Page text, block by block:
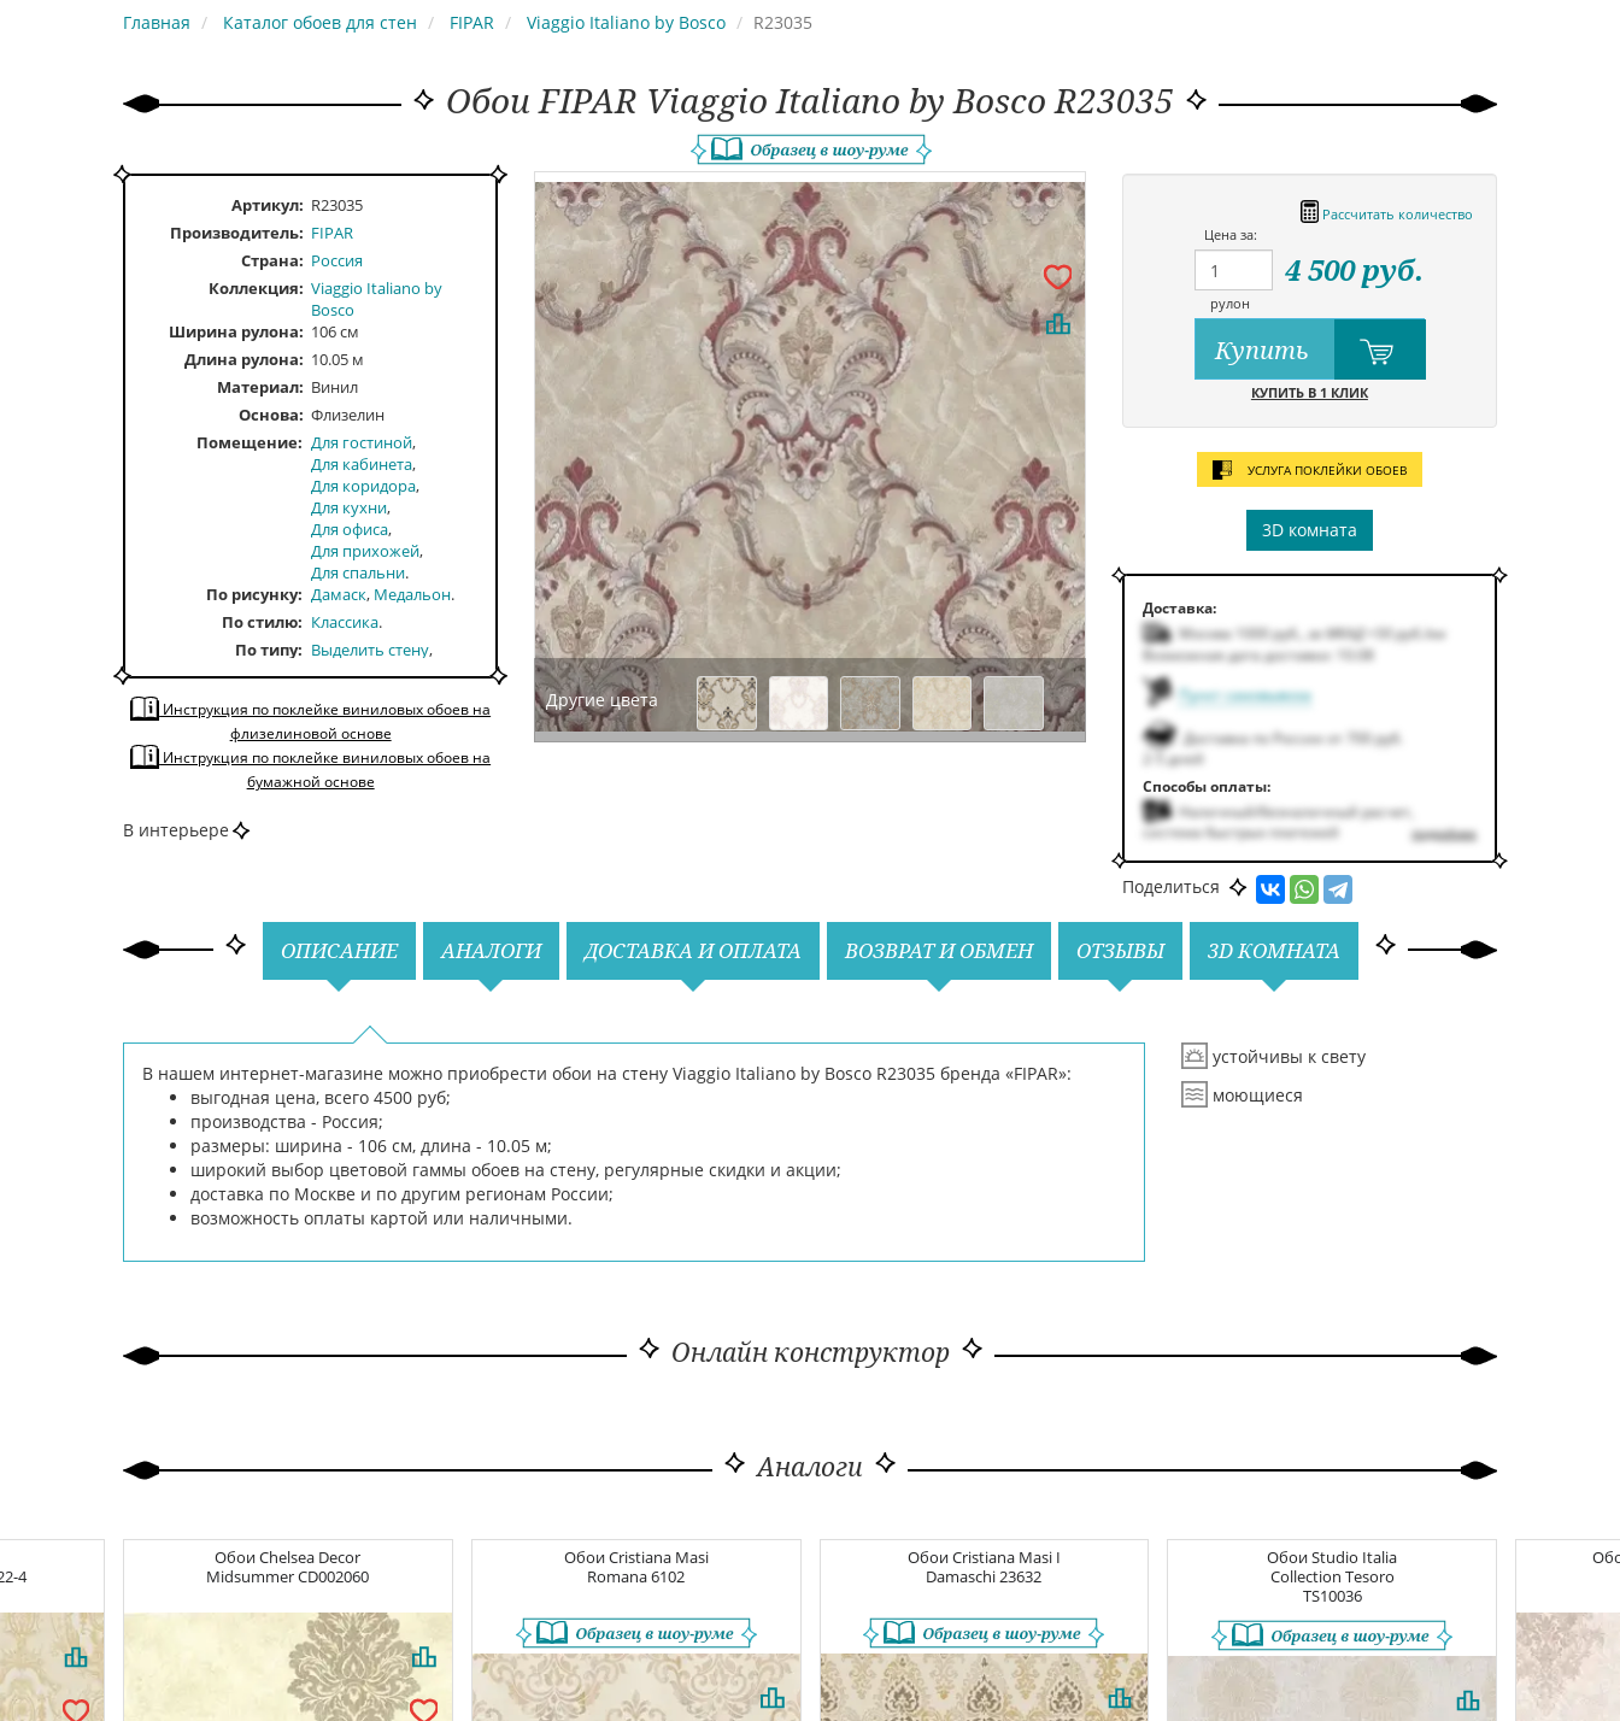
Главная Каталог обоев для стен FIPAR Viaggio Italiano by Bosco R23035
Обои FIPAR Viaggio Italiano by Bosco R23035
Другие цвета
Назад
Рассчитать количество
Цена за:
рулон
4 500руб.
Купить
КУПИТЬ В 1 КЛИК
УСЛУГА ПОКЛЕЙКИ ОБОЕВ
3D комната
Доставка:
Москва 1000руб. за МКАД +50руб. /км
Возможная дата доставки: 10.08
Пункт самовывоза
Доставка по России от 700 руб.
2-5 дней
Способы оплаты:
Наличный/безналичный расчет,
система быстрых платежей
подробнее
Поделиться
Артикул: R23035
Производитель: FIPAR
Страна: Россия
Коллекция: Viaggio Italiano by
Bosco
Ширина рулона: 106 см
Длина рулона: 10.05 м
Материал: Винил
Основа: Флизелин
Помещение
Для гостиной
Для кабинета
Для коридора
Для кухни
Для офиса
Для прихожей
Для спальни
По рисунку
Дамаск Медальон
По стилю
Классика
По типу
Выделить стену
Моющиеся
Широкие
По тону Светлые
По цвету Бежевый
Инструкция по поклейке виниловых обоев на
флизелиновой основе
Инструкция по поклейке виниловых обоев на
бумажной основе
В интерьере
ОПИСАНИЕ АНАЛОГИ ДОСТАВКА И ОПЛАТА ВОЗВРАТ И ОБМЕН ОТЗЫВЫ 3D КОМНАТА
В нашем интернет-магазине можно приобрести обои на стену Viaggio Italiano by Bosco R23035 бренда «FIPAR»:
выгодная цена, всего 4500 руб;
производства - Россия;
размеры: ширина - 106 см, длина - 10.05 м;
широкий выбор цветовой гаммы обоев на стену, регулярные скидки и акции;
доставка по Москве и по другим регионам России;
возможность оплаты картой или наличными.
устойчивы к свету
моющиеся
Онлайн конструктор
Аналоги
4
ОбоиChelsea Decor
MidsummerCD002060
ОбоиCristiana Masi
Romana6102
ОбоиCristiana Masi I
Damaschi23632
ОбоиStudio Italia
Collection Tesoro
TS10036